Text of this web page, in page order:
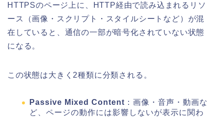
HTTPSのページ上に、HTTP経由で読み込まれるリソ
ース（画像・スクリプト・スタイルシートなど）が混
在していると、通信の一部が暗号化されていない状態
になる。
この状態は大きく2種類に分類される。
Passive Mixed Content ：画像・音声・動画な
ど、ページの動作には影響しないが表示に関わ